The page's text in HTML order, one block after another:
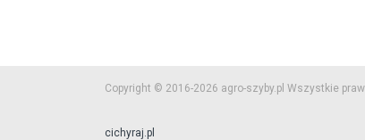
Copyright © 2016-2026 agro-szyby.pl Wszystkie
cichyraj.pl